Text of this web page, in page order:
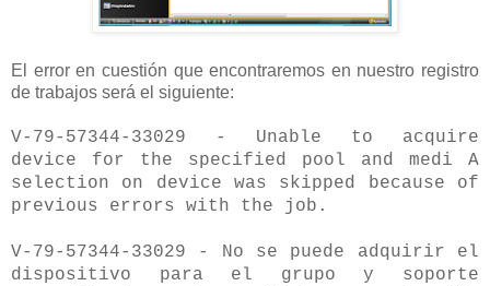
El error en cuestión que encontraremos en nuestro registro
de trabajos será el siguiente:
V-79-57344-33029 - Unable to acquire
device for the specified pool and medi A
selection on device was skipped because of
previous errors with the job.
V-79-57344-33029 - No se puede adquirir el
dispositivo para el grupo y soporte